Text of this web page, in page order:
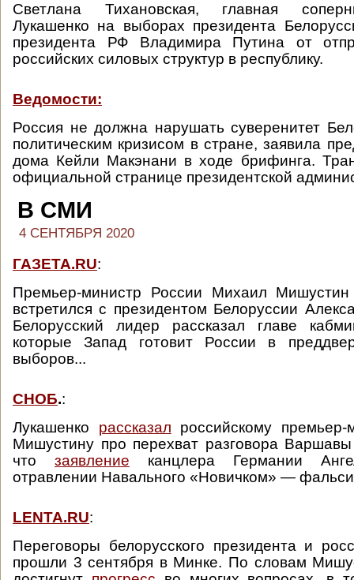
Светлана Тихановская, главная
Лукашенко на выборах президента
президента РФ Владимира Путина от
российских силовых структур в республику.
Ведомости:
Россия не должна нарушать суверенитет
политическим кризисом в стране, заявила
дома Кейли Макэнани в ходе брифинга.
официальной странице президентской
В СМИ
4 СЕНТЯБРЯ 2020
ГАЗЕТА.RU:
Премьер-министр России Михаил
встретился с президентом Белоруссии
Белорусский лидер рассказал главе
которые Запад готовит России в
выборов...
СНОБ.:
Лукашенко рассказал российскому
Мишустину про перехват разговора
что заявление канцлера Германии
отравлении Навального «Новичком» —
LENTA.RU:
Переговоры белорусского президента и
прошли 3 сентября в Минке. По словам